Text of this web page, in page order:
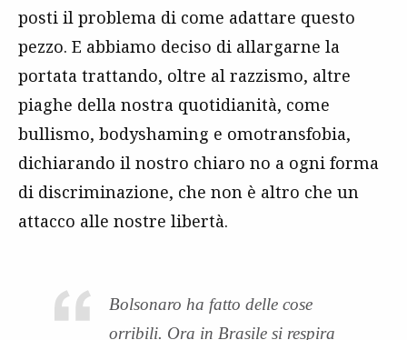
posti il problema di come adattare questo
pezzo. E abbiamo deciso di allargarne la
portata trattando, oltre al razzismo, altre
piaghe della nostra quotidianità, come
bullismo, bodyshaming e omotransfobia,
dichiarando il nostro chiaro no a ogni forma
di discriminazione, che non è altro che un
attacco alle nostre libertà.
Bolsonaro ha fatto delle cose
orribili. Ora in Brasile si respira